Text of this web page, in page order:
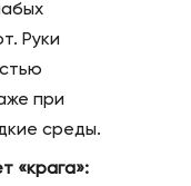
Руки
при
среды.
«крага»: